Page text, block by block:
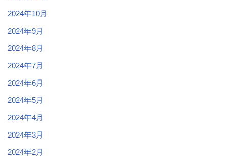
2024年10月
2024年9月
2024年8月
2024年7月
2024年6月
2024年5月
2024年4月
2024年3月
2024年2月